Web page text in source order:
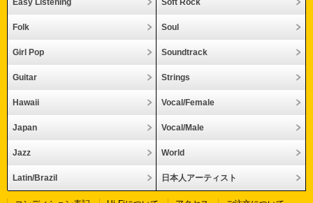
Easy Listening Soft Rock
Folk Soul
Girl Pop Soundtrack
Guitar Strings
Hawaii Vocal/Female
Japan Vocal/Male
Jazz World
Latin/Brazil 日本人アーティスト